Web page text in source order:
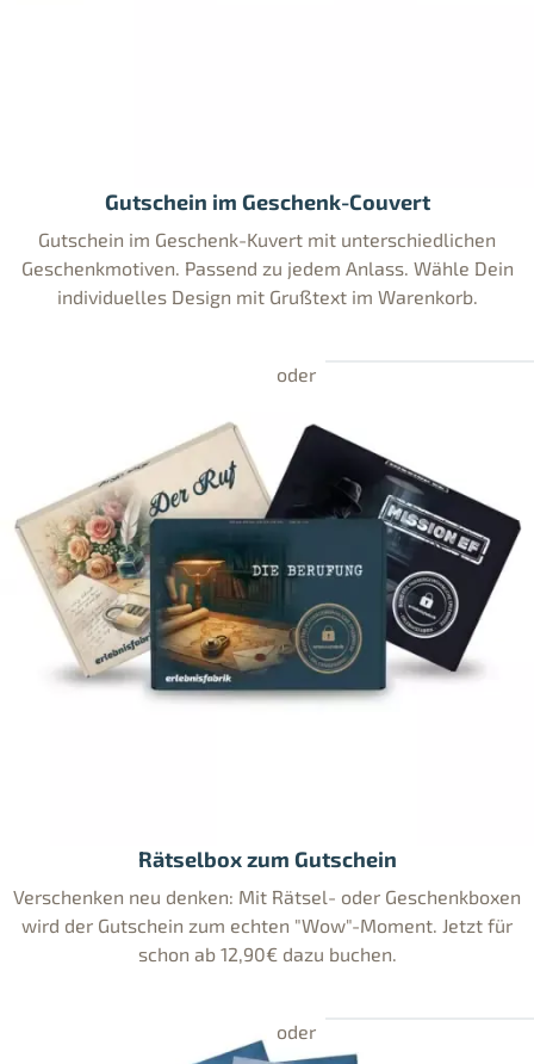
Gutschein im Geschenk-Couvert
Gutschein im Geschenk-Kuvert mit unterschiedlichen
Geschenkmotiven. Passend zu jedem Anlass. Wähle Dein
individuelles Design mit Grußtext im Warenkorb.
Rätselbox zum Gutschein
Verschenken neu denken: Mit Rätsel- oder Geschenkboxen
wird der Gutschein zum echten "Wow"-Moment. Jetzt für
schon ab 12,90€ dazu buchen.